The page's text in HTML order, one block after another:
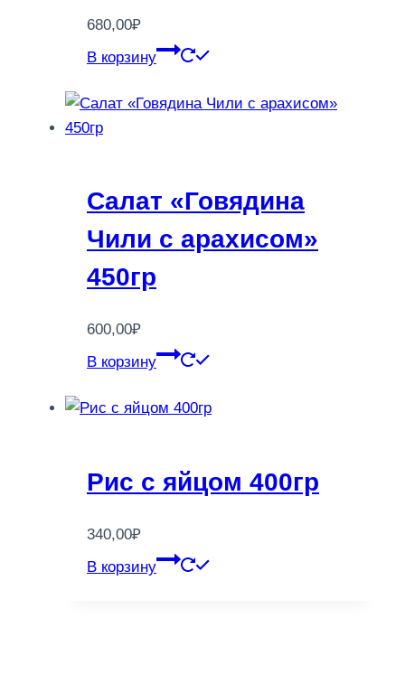
680,00₽
В корзину
Салат «Говядина
Чили с арахисом»
450гр
600,00₽
В корзину
Рис с яйцом 400гр
340,00₽
В корзину